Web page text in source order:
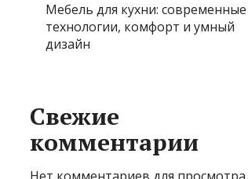
Мебель для кухни: современные
технологии, комфорт и умный
дизайн
Свежие
комментарии